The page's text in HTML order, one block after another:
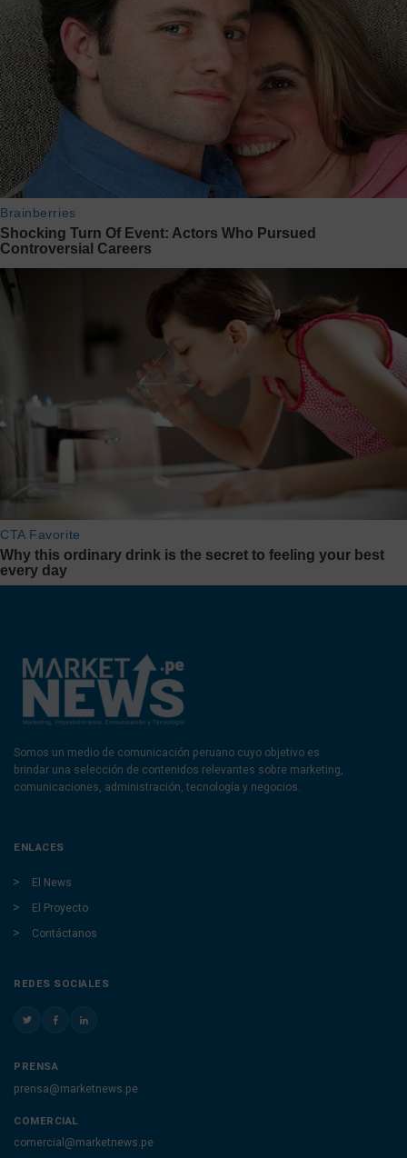
Somos un medio de comunicación peruano cuyo objetivo es
brindar una selección de contenidos relevantes sobre marketing,
comunicaciones, administración, tecnología y negocios.
ENLACES
El News
El Proyecto
Contáctanos
REDES SOCIALES
PRENSA
prensa@marketnews.pe
COMERCIAL
comercial@marketnews.pe